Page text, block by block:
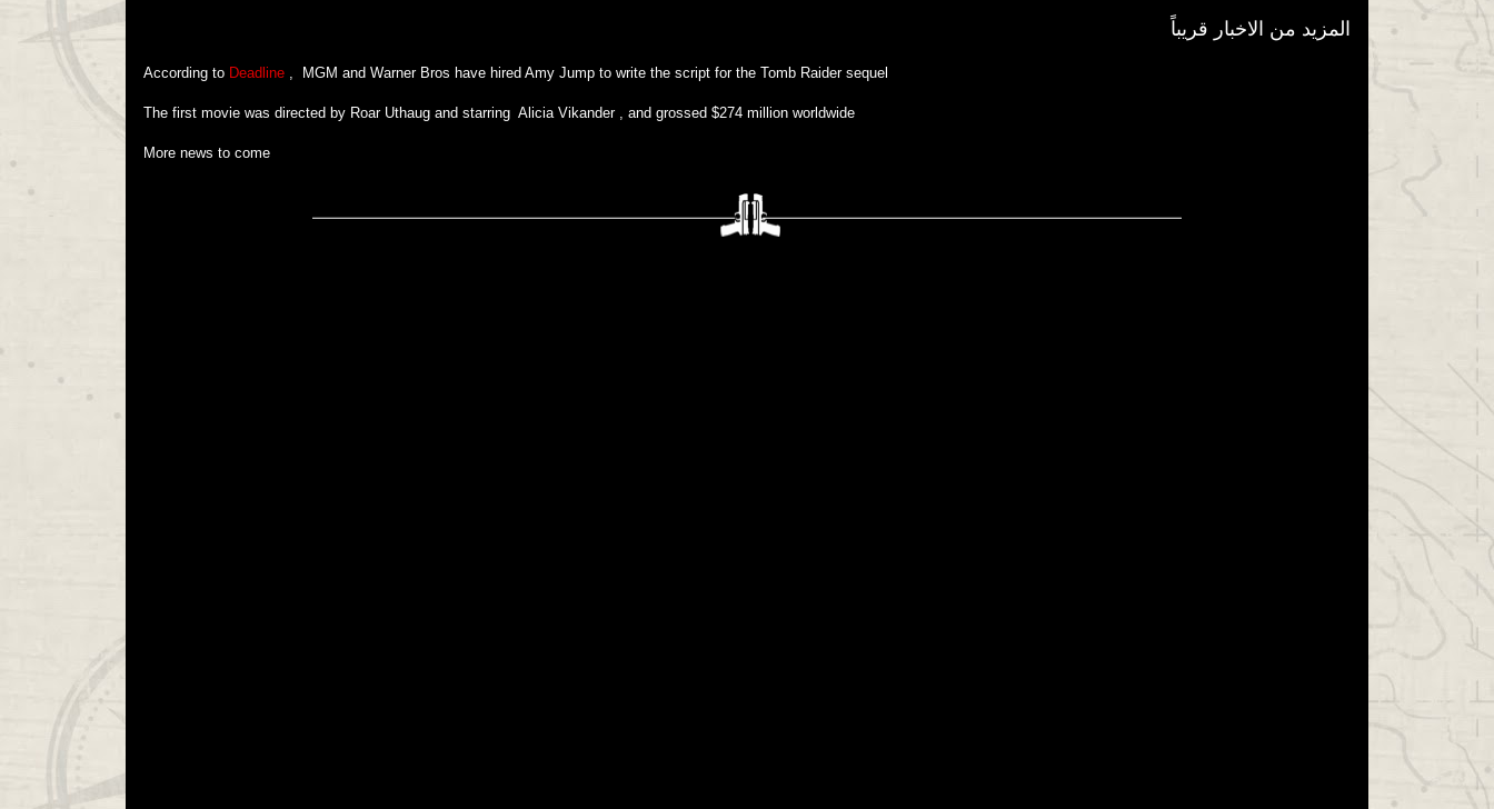
المزيد من الاخبار قريباً
According to Deadline , MGM and Warner Bros have hired Amy Jump to write the script for the Tomb Raider sequel
The first movie was directed by Roar Uthaug and starring Alicia Vikander , and grossed $274 million worldwide
More news to come